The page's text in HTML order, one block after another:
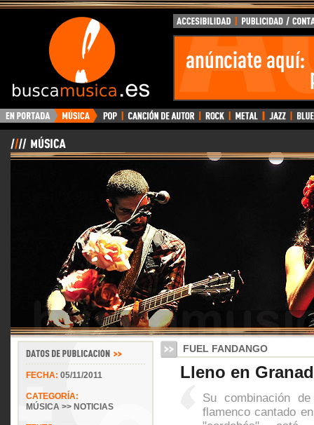
BuscaMusica.es
FECHA: 05/11/2011
CATEGORÍA:
MÚSICA >> NOTICIAS
FUEL FANDANGO
Lleno en
Su combinación
flamenco cantado